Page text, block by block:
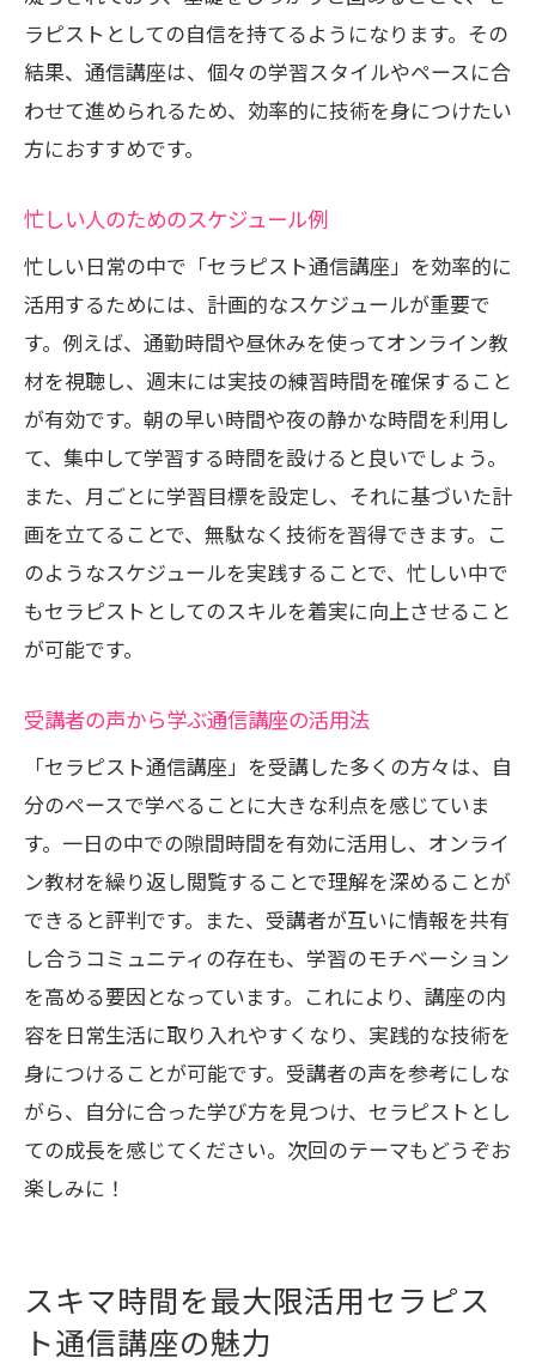
継続的に新しいスキルを学ぶための戦略
技術習得の達成感を得るために
新技術を実践に活かすためのアプローチ
めに
忙しい日常に寄り添うセラピスト通信講座の
活用法
日常生活に組み込みやすい学習プラン
無理なく続けられる学びの仕組み
ライフスタイルに合わせた通信講座の選
び方
家族との時間を大切にしつつスキルアッ
プ
働きながらでも学べる理由
通信講座で得られる新しい生活のリズム
ラピストとしての自信を持てるようになります。その
結果、通信講座は、個々の学習スタイルやペースに合
わせて進められるため、効率的に技術を身につけたい
方におすすめです。
忙しい人のためのスケジュール例
忙しい日常の中で「セラピスト通信講座」を効率的に
活用するためには、計画的なスケジュールが重要で
す。例えば、通勤時間や昼休みを使ってオンライン教
材を視聴し、週末には実技の練習時間を確保すること
が有効です。朝の早い時間や夜の静かな時間を利用し
て、集中して学習する時間を設けると良いでしょう。
また、月ごとに学習目標を設定し、それに基づいた計
画を立てることで、無駄なく技術を習得できます。こ
のようなスケジュールを実践することで、忙しい中で
もセラピストとしてのスキルを着実に向上させること
が可能です。
受講者の声から学ぶ通信講座の活用法
「セラピスト通信講座」を受講した多くの方々は、自
分のペースで学べることに大きな利点を感じていま
す。一日の中での隙間時間を有効に活用し、オンライ
ン教材を繰り返し閲覧することで理解を深めることが
できると評判です。また、受講者が互いに情報を共有
し合うコミュニティの存在も、学習のモチベーション
を高める要因となっています。これにより、講座の内
容を日常生活に取り入れやすくなり、実践的な技術を
身につけることが可能です。受講者の声を参考にしな
がら、自分に合った学び方を見つけ、セラピストとし
ての成長を感じてください。次回のテーマもどうぞお
楽しみに！
スキマ時間を最大限活用セラピス
ト通信講座の魅力